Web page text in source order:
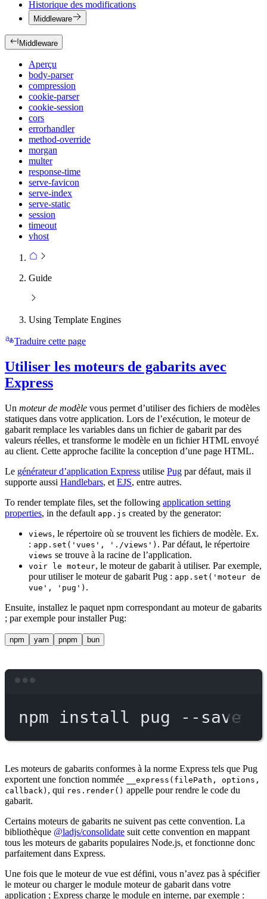
Historique des modifications
Middleware
Middleware
Aperçu
body-parser
compression
cookie-parser
cookie-session
cors
errorhandler
method-override
morgan
multer
response-time
serve-favicon
serve-index
serve-static
session
timeout
vhost
Guide
Using Template Engines
Traduire cette page
Utiliser les moteurs de gabarits avec
Express
Un moteur de modèle vous permet d’utiliser des fichiers de modèles
statiques dans votre application. Lors de l’exécution, le moteur de
gabarit remplace les variables dans un fichier de gabarit par des
valeurs réelles, et transforme le modèle en un fichier HTML envoyé
au client. Cette approche facilite la conception d’une page HTML.
Le générateur d’application Express utilise Pug par défaut, mais il
supporte aussi Handlebars, et EJS, entre autres.
To render template files, set the following application setting
properties, in the default app.js created by the generator:
views, le répertoire où se trouvent les fichiers de modèle. Ex.
: app.set('vues', './views') . Par défaut, le répertoire
views se trouve à la racine de l’application.
voir le moteur, le moteur de gabarit à utiliser. Par exemple,
pour utiliser le moteur de gabarit Pug : app.set('moteur de
vue', 'pug') .
Ensuite, installez le paquet npm correspondant au moteur de gabarits
; par exemple pour installer Pug:
npm yarn pnpm bun
npm install pug --save
Les moteurs de gabarits conformes à la norme Express tels que Pug
exportent une fonction nommée
__express(filePath, options,
callback) , qui res.render() appelle pour rendre le code du
gabarit.
Certains moteurs de gabarits ne suivent pas cette convention. La
bibliothèque @ladjs/consolidate suit cette convention en mappant
tous les moteurs de gabarits populaires Node.js, et fonctionne donc
parfaitement dans Express.
Une fois que le moteur de vue est défini, vous n’avez pas à spécifier
le moteur ou charger le module moteur de gabarit dans votre
application ; Express charge le module en interne, par exemple :